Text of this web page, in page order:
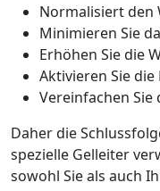
Normalisiert den
Minimieren Sie
Erhöhen Sie die
Aktivieren Sie
Vereinfachen Sie
Daher die
spezielle Gelleiter
sowohl Sie als auch